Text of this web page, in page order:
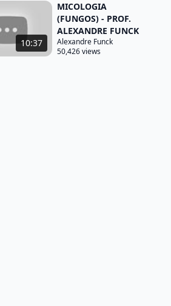
10:37
MICOLOGIA
(FUNGOS) - PROF.
ALEXANDRE FUNCK
Alexandre Funck
50,426 views